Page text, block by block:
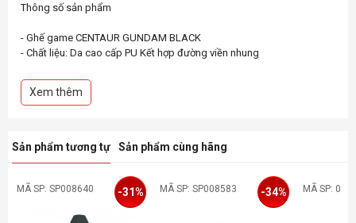
Thông số sản phẩm
- Ghế game CENTAUR GUNDAM BLACK
- Chất liệu: Da cao cấp PU Kết hợp đường viền nhung
- Đệm ngồi đúc nguyên khối mật độ cao, đàn hồi tốt
- Độ ngả lưng tối đa: 135 độ
Xem thêm
Sản phẩm tương tự Sản phẩm cùng hãng
MÃ SP: SP008640 -31% MÃ SP: SP008583 -34% MÃ SP: 0